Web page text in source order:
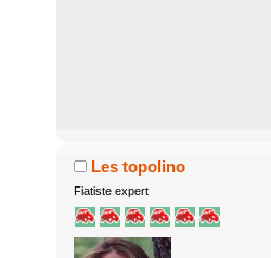
Les topolino
Fiatiste expert